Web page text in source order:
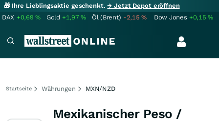
🎁 Ihre Lieblingsaktie geschenkt.→ Jetzt Depot eröffnen
DAX +0,69% Gold +1,97% Öl (Brent) -2,15% Dow Jones +0,15%
Startseite Währungen MXN/NZD
Mexikanischer Peso /